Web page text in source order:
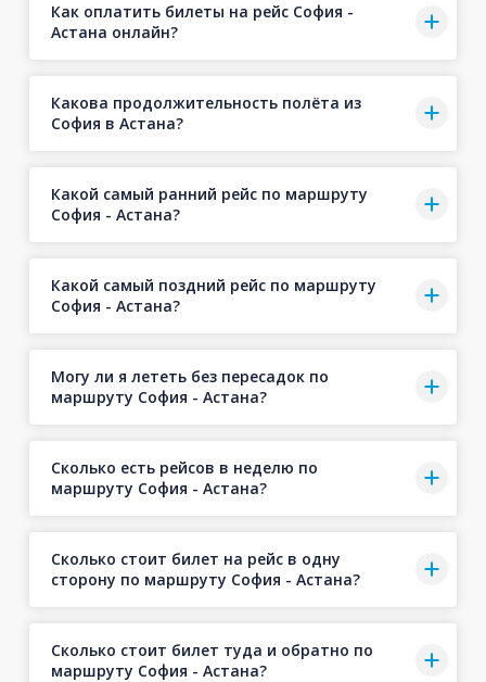
Как оплатить билеты на рейс София -
Астана онлайн?
Какова продолжительность полёта из
София в Астана?
Какой самый ранний рейс по маршруту
София - Астана?
Какой самый поздний рейс по маршруту
София - Астана?
Могу ли я лететь без пересадок по
маршруту София - Астана?
Сколько есть рейсов в неделю по
маршруту София - Астана?
Сколько стоит билет на рейс в одну
сторону по маршруту София - Астана?
Сколько стоит билет туда и обратно по
маршруту София - Астана?